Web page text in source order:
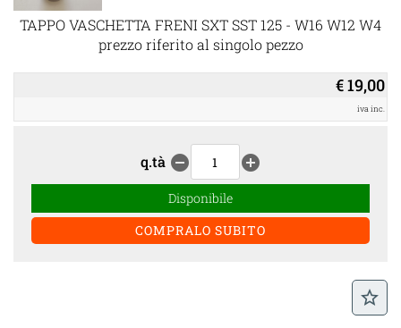
TAPPO VASCHETTA FRENI SXT SST 125 - W16 W12 W4
prezzo riferito al singolo pezzo
€ 19,00
iva inc.
q.tà remove_circle add_circle
Disponibile
star_border